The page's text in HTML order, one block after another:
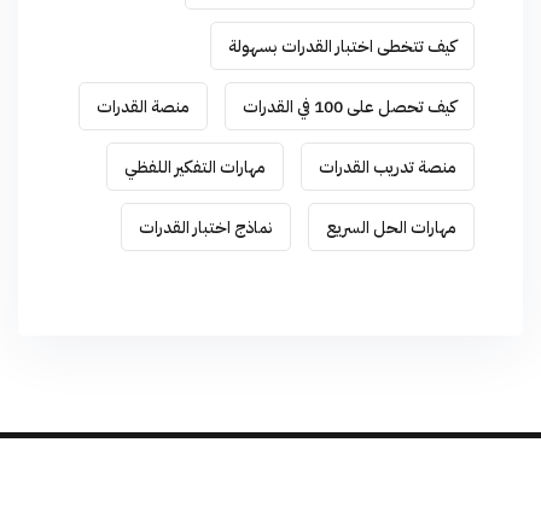
كيف تتخطى اختبار القدرات بسهولة
كيف تحصل على 100 في القدرات منصة القدرات
منصة تدريب القدرات مهارات التفكير اللفظي
مهارات الحل السريع نماذج اختبار القدرات